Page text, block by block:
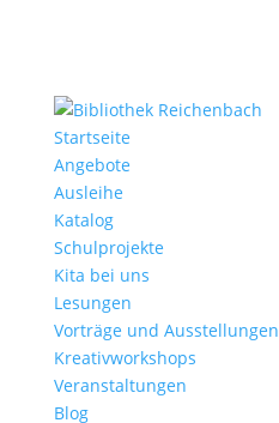
Startseite
Angebote
Ausleihe
Katalog
Schulprojekte
Kita bei uns
Lesungen
Vorträge und Ausstellungen
Kreativworkshops
Veranstaltungen
Blog